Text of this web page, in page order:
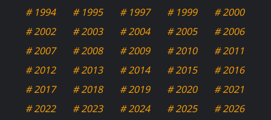
# 1994
# 1995 # 1997 # 1999
# 2000
# 2002
# 2003 # 2004 # 2005
# 2006
# 2007
# 2008 # 2009 # 2010
# 2011
# 2012
# 2013 # 2014 # 2015
# 2016
# 2017
# 2018 # 2019 # 2020
# 2021
# 2022
# 2023 # 2024 # 2025
# 2026